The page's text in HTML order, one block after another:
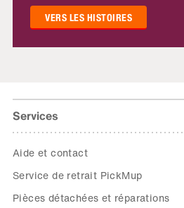
VERS LES HISTOIRES
Services
Aide et contact
Service de retrait PickMup
Pièces détachées et réparations